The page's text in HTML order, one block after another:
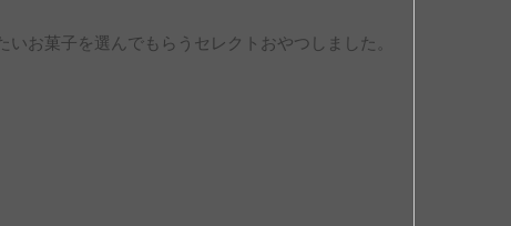
お菓子を選んでもらうセレクトおやつしました。